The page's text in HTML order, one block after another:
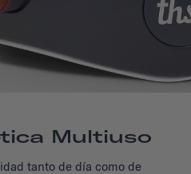
Multiuso
tanto de día como de